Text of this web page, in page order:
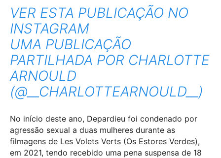
VER ESTA PUBLICAÇÃO NO
INSTAGRAM
UMA PUBLICAÇÃO
PARTILHADA POR CHARLOTTE
ARNOULD
(@__CHARLOTTEARNOULD__)
No início deste ano, Depardieu foi condenado por
agressão sexual a duas mulheres durante as
filmagens de Les Volets Verts (Os Estores Verdes),
em 2021, tendo recebido uma pena suspensa de 18